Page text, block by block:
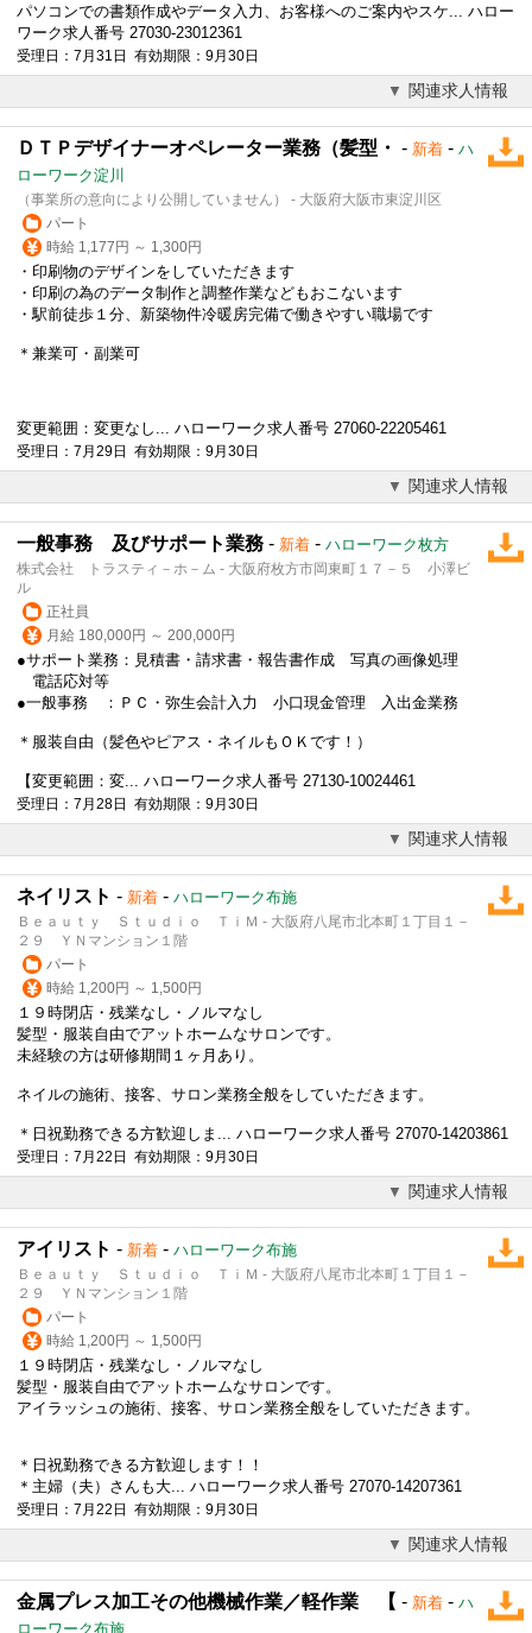
パソコンでの書類作成やデータ入力、お客様へのご案内やスケ... ハロー
ワーク求人番号 27030-23012361
受理日：7月31日 有効期限：9月30日
関連求人情報
ＤＴＰデザイナーオペレーター業務（髪型・ - 新着 - ハ
ローワーク淀川
（事業所の意向により公開していません） - 大阪府大阪市東淀川区
パート
時給 1,177円 ～ 1,300円
・印刷物のデザインをしていただきます
・印刷の為のデータ制作と調整作業などもおこないます
・駅前徒歩１分、新築物件冷暖房完備で働きやすい職場です
＊兼業可・副業可
変更範囲：変更なし... ハローワーク求人番号 27060-22205461
受理日：7月29日 有効期限：9月30日
関連求人情報
一般事務 及びサポート業務 - 新着 - ハローワーク枚方
株式会社 トラスティ－ホ－ム - 大阪府枚方市岡東町１７－５ 小澤ビ
ル
正社員
月給 180,000円 ～ 200,000円
●サポート業務：見積書・請求書・報告書作成 写真の画像処理
電話応対等
●一般事務 ：ＰＣ・弥生会計入力 小口現金管理 入出金業務
＊ 服装自由 （髪色やピアス・ネイルもＯＫです！）
【変更範囲：変... ハローワーク求人番号 27130-10024461
受理日：7月28日 有効期限：9月30日
関連求人情報
ネイリスト - 新着 - ハローワーク布施
Ｂｅａｕｔｙ Ｓｔｕｄｉｏ ＴｉＭ - 大阪府八尾市北本町１丁目１－
２９ ＹＮマンション１階
パート
時給 1,200円 ～ 1,500円
１９時閉店・残業なし・ノルマなし
髪型・ 服装自由でアットホームなサロンです。
未経験の方は研修期間１ヶ月あり。
ネイルの施術、接客、サロン業務全般をしていただきます。
＊日祝勤務できる方歓迎しま... ハローワーク求人番号 27070-14203861
受理日：7月22日 有効期限：9月30日
関連求人情報
アイリスト - 新着 - ハローワーク布施
Ｂｅａｕｔｙ Ｓｔｕｄｉｏ ＴｉＭ - 大阪府八尾市北本町１丁目１－
２９ ＹＮマンション１階
パート
時給 1,200円 ～ 1,500円
１９時閉店・残業なし・ノルマなし
髪型・ 服装自由でアットホームなサロンです。
アイラッシュの施術、接客、サロン業務全般をしていただきます。
＊日祝勤務できる方歓迎します！！
＊主婦（夫）さんも大... ハローワーク求人番号 27070-14207361
受理日：7月22日 有効期限：9月30日
関連求人情報
金属プレス加工その他機械作業／軽作業 【 - 新着 - ハ
ローワーク布施